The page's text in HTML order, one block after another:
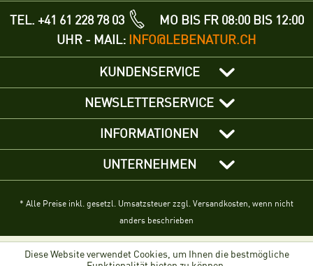
TEL. +41 61 228 78 03
MO BIS FR 08:00 BIS 12:00
UHR - MAIL: INFO@LEBENATUR.CH
KUNDENSERVICE
NEWSLETTERSERVICE
INFORMATIONEN
UNTERNEHMEN
* Alle Preise inkl. gesetzl. Umsatzsteuer zzgl. Versandkosten, wenn nicht
anders beschrieben
Diese Website verwendet Cookies, um Ihnen die bestmögliche